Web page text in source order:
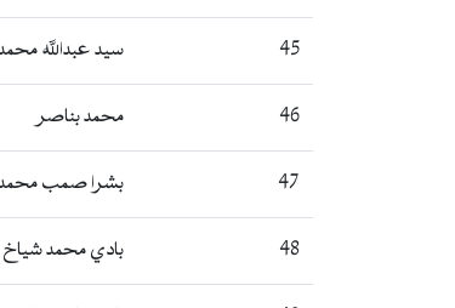
45 سيد عبدالله
46 محمد بناصر
47 بشرا صمب
48 بادي محمد شياخ